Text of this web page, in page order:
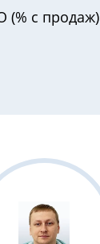
(% с продаж)